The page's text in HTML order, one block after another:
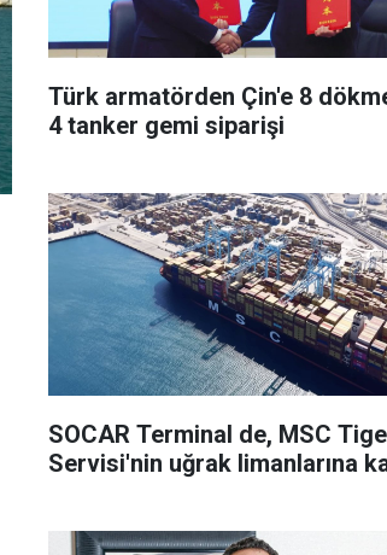
Türk armatörden Çin'e 8
4 tanker gemi siparişi
SOCAR Terminal de, MSC
Servisi'nin uğrak limanlarına